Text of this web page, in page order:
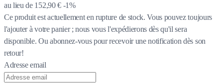
au lieu de 152,90 € -1%
Ce produit est actuellement en rupture de stock. Vous pouvez toujours
l'ajouter à votre panier ; nous vous l'expédierons dès qu'il sera
disponible. Ou abonnez-vous pour recevoir une notification dès son
retour!
Adresse email